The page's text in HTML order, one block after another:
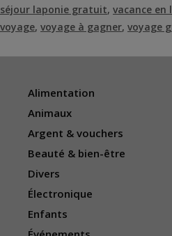
séjour laponie gratuit, vacance
voyage, voyage à gagner, voyage
Alimentation
Animaux
Argent & vouchers
Beauté & bien-être
Divers
Électronique
Enfants